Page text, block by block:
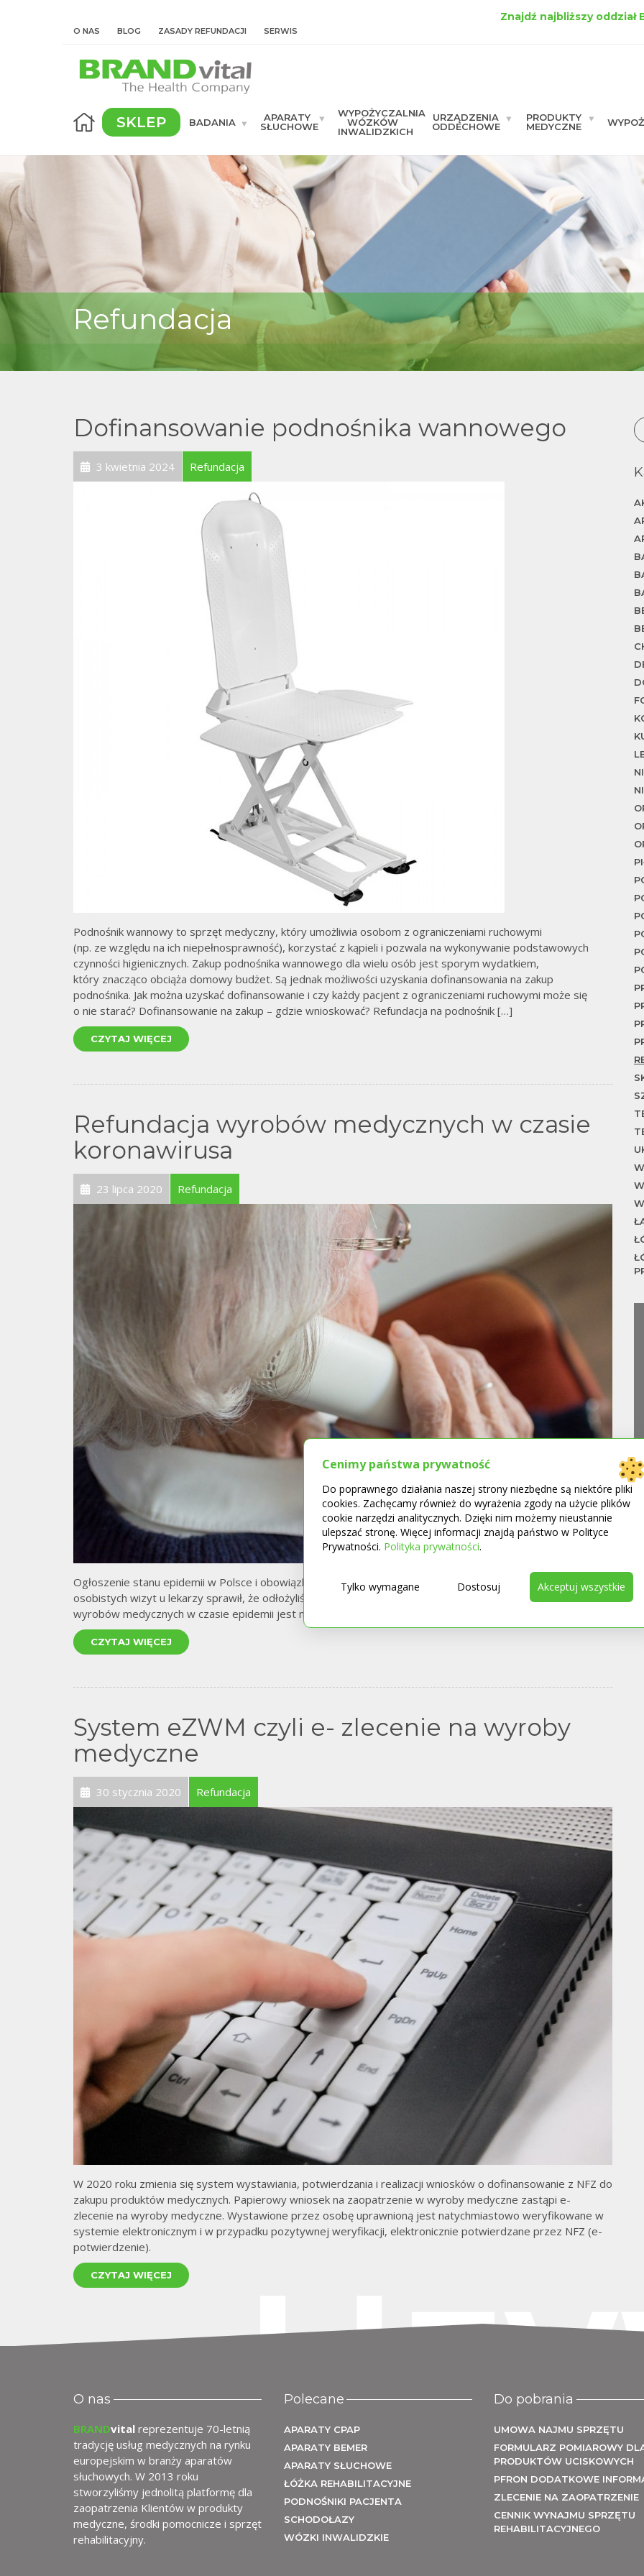
O NAS BLOG ZASADY REFUNDACJI SERWIS
Znajdź najbliższy oddział
SKLEP BADANIA
APARATY
SŁUCHOWE
WYPOŻYCZALNIA
WÓZKÓW
INWALIDZKICH
URZĄDZENIA
ODDECHOWE
PRODUKTY
MEDYCZNE
Refundacja
Dofinansowanie podnośnika wannowego
3 kwietnia 2024 Refundacja
Podnośnik wannowy to sprzęt medyczny, który umożliwia osobom z ograniczeniami ruchowymi
(np. ze względu na ich niepełnosprawność), korzystać z kąpieli i pozwala na wykonywanie podstawowych
czynności higienicznych. Zakup podnośnika wannowego dla wielu osób jest sporym wydatkiem,
który znacząco obciąża domowy budżet. Są jednak możliwości uzyskania dofinansowania na zakup
podnośnika. Jak można uzyskać dofinansowanie i czy każdy pacjent z ograniczeniami ruchowymi może się
o nie starać? Dofinansowanie na zakup – gdzie wnioskować? Refundacja na podnośnik […]
CZYTAJ WIĘCEJ
Refundacja wyrobów medycznych w czasie
koronawirusa
23 lipca 2020 Refundacja
Ogłoszenie stanu epidemii w Polsce i obowiązkowa kwarantanna zmieniły życie wielu osób. Brak możliwości
osobistych wizyt u lekarzy sprawił, że odłożyliśmy w czasie zakup produktów. Tymczasem refundacja
wyrobów medycznych w czasie epidemii jest możliwa nawet bez wychodzenia z domu.
CZYTAJ WIĘCEJ
System eZWM czyli e- zlecenie na wyroby
medyczne
30 stycznia 2020 Refundacja
W 2020 roku zmienia się system wystawiania, potwierdzania i realizacji wniosków o dofinansowanie z NFZ do
zakupu produktów medycznych. Papierowy wniosek na zaopatrzenie w wyroby medyczne zastąpi e-
zlecenie na wyroby medyczne. Wystawione przez osobę uprawnioną jest natychmiastowo weryfikowane w
systemie elektronicznym i w przypadku pozytywnej weryfikacji, elektronicznie potwierdzane przez NFZ (e-
potwierdzenie).
CZYTAJ WIĘCEJ
O nas
BRANDvital reprezentuje 70-letnią
tradycję usług medycznych na rynku
europejskim w branży aparatów
słuchowych. W 2013 roku
stworzyliśmy jednolitą platformę dla
zaopatrzenia Klientów w produkty
medyczne, środki pomocnicze i sprzęt
rehabilitacyjny.
Polecane
APARATY CPAP
APARATY BEMER
APARATY SŁUCHOWE
ŁÓŻKA REHABILITACYJNE
PODNOŚNIKI PACJENTA
SCHODOŁAZY
WÓZKI INWALIDZKIE
Do pobrania
UMOWA NAJMU SPRZĘTU
FORMULARZ POMIAROWY
PRODUKTÓW UCISKOWYCH
PFRON DODATKOWE
ZLECENIE NA ZAOPATRZENIE
CENNIK WYNAJMU SPRZĘTU
REHABILITACYJNEGO
Cenimy państwa prywatność
Do poprawnego działania naszej strony niezbędne są niektóre pliki
cookies. Zachęcamy również do wyrażenia zgody na użycie plików
cookie narzędzi analitycznych. Dzięki nim możemy nieustannie
ulepszać stronę. Więcej informacji znajdą państwo w Polityce
Prywatności. Polityka prywatności.
Dostosuj
Tylko wymagane Akceptuj wszystkie
To